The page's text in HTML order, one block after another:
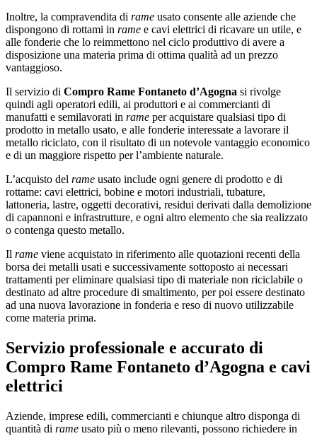
Inoltre, la compravendita di rame usato consente alle aziende che
dispongono di rottami in rame e cavi elettrici di ricavare un utile, e
alle fonderie che lo reimmettono nel ciclo produttivo di avere a
disposizione una materia prima di ottima qualità ad un prezzo
vantaggioso.
Il servizio di Compro Rame Fontaneto d’Agogna si rivolge
quindi agli operatori edili, ai produttori e ai commercianti di
manufatti e semilavorati in rame per acquistare qualsiasi tipo di
prodotto in metallo usato, e alle fonderie interessate a lavorare il
metallo riciclato, con il risultato di un notevole vantaggio economico
e di un maggiore rispetto per l’ambiente naturale.
L’acquisto del rame usato include ogni genere di prodotto e di
rottame: cavi elettrici, bobine e motori industriali, tubature,
lattoneria, lastre, oggetti decorativi, residui derivati dalla demolizione
di capannoni e infrastrutture, e ogni altro elemento che sia realizzato
o contenga questo metallo.
Il rame viene acquistato in riferimento alle quotazioni recenti della
borsa dei metalli usati e successivamente sottoposto ai necessari
trattamenti per eliminare qualsiasi tipo di materiale non riciclabile o
destinato ad altre procedure di smaltimento, per poi essere destinato
ad una nuova lavorazione in fonderia e reso di nuovo utilizzabile
come materia prima.
Servizio professionale e accurato di
Compro Rame Fontaneto d’Agogna e cavi
elettrici
Aziende, imprese edili, commercianti e chiunque altro disponga di
quantità di rame usato più o meno rilevanti, possono richiedere in